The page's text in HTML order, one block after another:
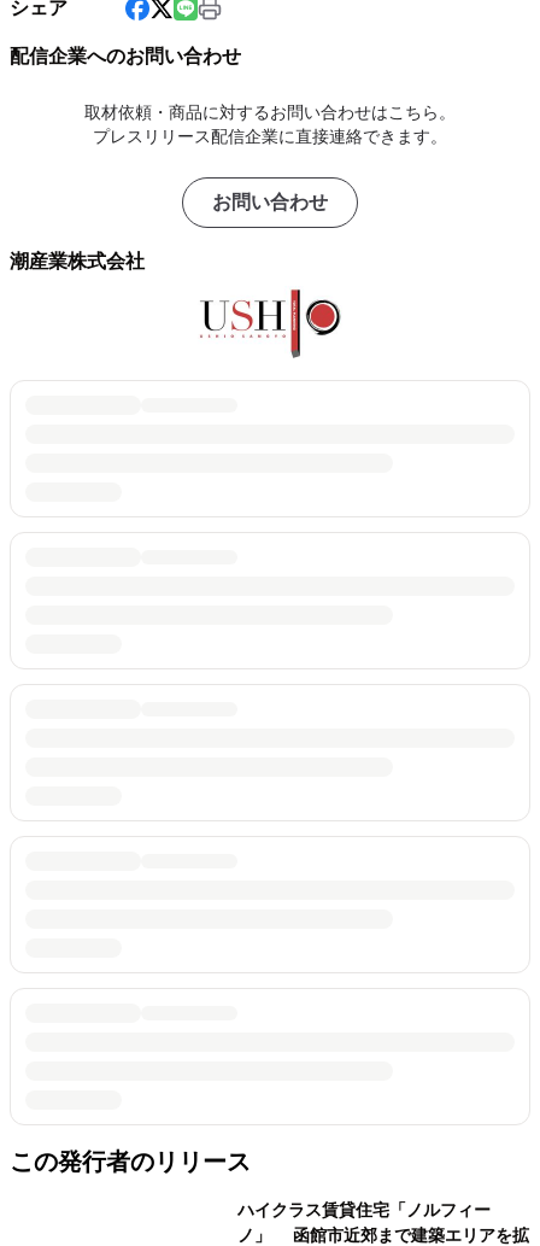
シェア
配信企業へのお問い合わせ
取材依頼・商品に対するお問い合わせはこちら。
プレスリリース配信企業に直接連絡できます。
お問い合わせ
潮産業株式会社
この発行者のリリース
ハイクラス賃貸住宅「ノルフィー
ノ」 函館市近郊まで建築エリアを拡